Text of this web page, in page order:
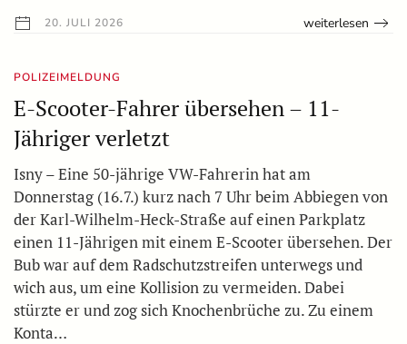
20. JULI 2026 weiterlesen
POLIZEIMELDUNG
E-Scooter-Fahrer übersehen – 11-
Jähriger verletzt
Isny – Eine 50-jährige VW-Fahrerin hat am
Donnerstag (16.7.) kurz nach 7 Uhr beim Abbiegen von
der Karl-Wilhelm-Heck-Straße auf einen Parkplatz
einen 11-Jährigen mit einem E-Scooter übersehen. Der
Bub war auf dem Radschutzstreifen unterwegs und
wich aus, um eine Kollision zu vermeiden. Dabei
stürzte er und zog sich Knochenbrüche zu. Zu einem
Konta…